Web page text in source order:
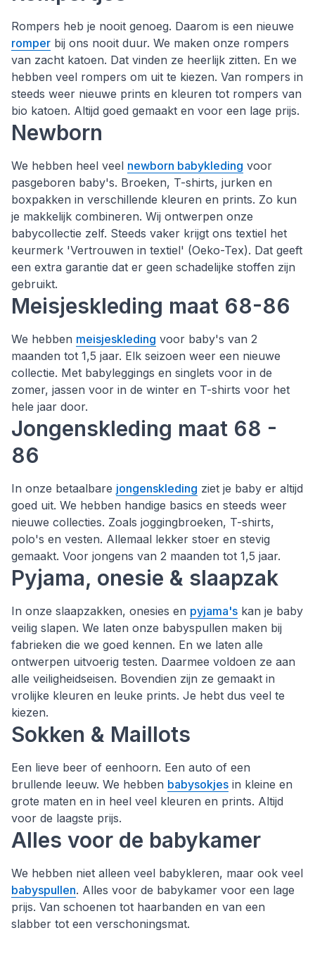
Rompers heb je nooit genoeg. Daarom is een nieuwe
romper bij ons nooit duur. We maken onze rompers
van zacht katoen. Dat vinden ze heerlijk zitten. En we
hebben veel rompers om uit te kiezen. Van rompers in
steeds weer nieuwe prints en kleuren tot rompers van
bio katoen. Altijd goed gemaakt en voor een lage prijs.
Newborn
We hebben heel veel newborn babykleding voor
pasgeboren baby's. Broeken, T-shirts, jurken en
boxpakken in verschillende kleuren en prints. Zo kun
je makkelijk combineren. Wij ontwerpen onze
babycollectie zelf. Steeds vaker krijgt ons textiel het
keurmerk 'Vertrouwen in textiel' (Oeko-Tex). Dat geeft
een extra garantie dat er geen schadelijke stoffen zijn
gebruikt.
Meisjeskleding maat 68-86
We hebben meisjeskleding voor baby's van 2
maanden tot 1,5 jaar. Elk seizoen weer een nieuwe
collectie. Met babyleggings en singlets voor in de
zomer, jassen voor in de winter en T-shirts voor het
hele jaar door.
Jongenskleding maat 68 -
86
In onze betaalbare jongenskleding ziet je baby er altijd
goed uit. We hebben handige basics en steeds weer
nieuwe collecties. Zoals joggingbroeken, T-shirts,
polo's en vesten. Allemaal lekker stoer en stevig
gemaakt. Voor jongens van 2 maanden tot 1,5 jaar.
Pyjama, onesie & slaapzak
In onze slaapzakken, onesies en pyjama's kan je baby
veilig slapen. We laten onze babyspullen maken bij
fabrieken die we goed kennen. En we laten alle
ontwerpen uitvoerig testen. Daarmee voldoen ze aan
alle veiligheidseisen. Bovendien zijn ze gemaakt in
vrolijke kleuren en leuke prints. Je hebt dus veel te
kiezen.
Sokken & Maillots
Een lieve beer of eenhoorn. Een auto of een
brullende leeuw. We hebben babysokjes in kleine en
grote maten en in heel veel kleuren en prints. Altijd
voor de laagste prijs.
Alles voor de babykamer
We hebben niet alleen veel babykleren, maar ook veel
babyspullen. Alles voor de babykamer voor een lage
prijs. Van schoenen tot haarbanden en van een
slabber tot een verschoningsmat.